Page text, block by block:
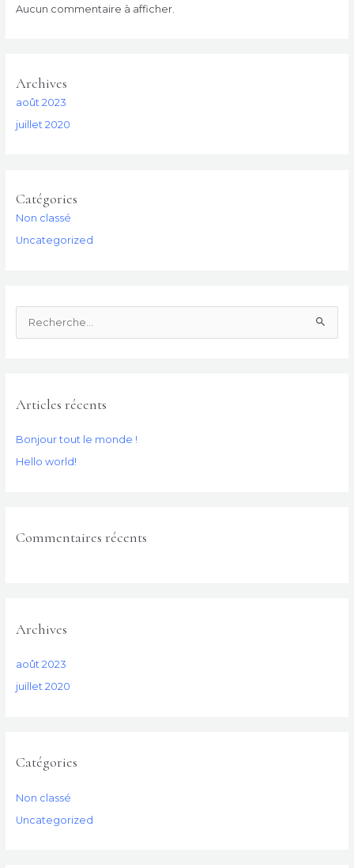
Aucun commentaire à afficher.
Archives
août 2023
juillet 2020
Catégories
Non classé
Uncategorized
e
c
h
:
Articles récents
Bonjour tout le monde !
Hello world!
Commentaires récents
Archives
août 2023
juillet 2020
Catégories
Non classé
Uncategorized